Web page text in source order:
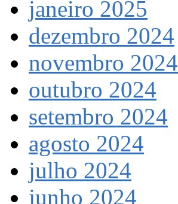
janeiro 2025
dezembro 2024
novembro 2024
outubro 2024
setembro 2024
agosto 2024
julho 2024
junho 2024